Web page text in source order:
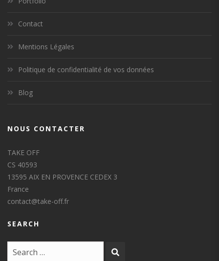
Contact
Mentions Légales
Politique de confidentialité de vos données
Blog
NOUS CONTACTER
TAKE OFF
CS 40593
13595 AIX EN PROVENCE CEDEX 3
France
contact@take-off.fr
SEARCH